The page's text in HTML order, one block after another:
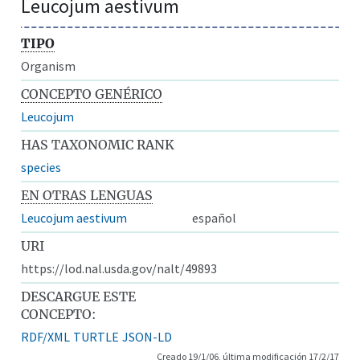
Leucojum aestivum
TIPO
Organism
CONCEPTO GENÉRICO
Leucojum
HAS TAXONOMIC RANK
species
EN OTRAS LENGUAS
Leucojum aestivum
español
URI
https://lod.nal.usda.gov/nalt/49893
DESCARGUE ESTE
CONCEPTO:
RDF/XML TURTLE JSON-LD
Creado 19/1/06, última modificación 17/2/17